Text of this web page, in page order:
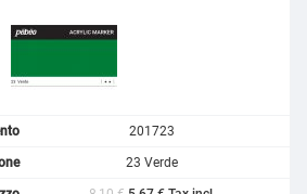
201723
23 Verde